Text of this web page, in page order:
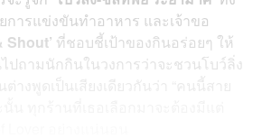
การแข่งขันทำอาหาร และเจ้าขอ
Shout’ ที่ชอบชี้เป้าของกินอร่อยๆ ให้
ปถามนักกินในวงการว่าจะชวนโบว์ลิ่ง